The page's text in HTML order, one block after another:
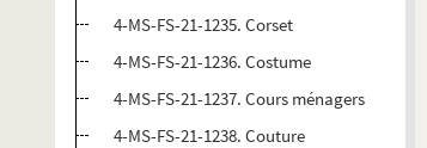
4-MS-FS-21-1235. Corset
4-MS-FS-21-1236. Costume
4-MS-FS-21-1237. Cours ménagers
4-MS-FS-21-1238. Couture